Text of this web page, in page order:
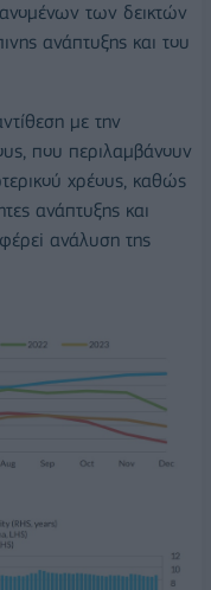
των δεικτών
ανάπτυξης και του
με την
που περιλαμβάνουν
χρέους, καθώς
ανάπτυξης και
ανάλυση της